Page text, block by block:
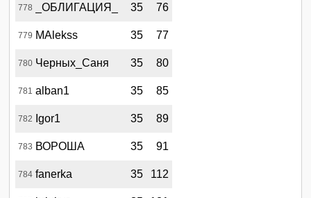
778 _ОБЛИГАЦИЯ_ 35 76
779 MAlekss 35 77
780 Черных_Саня 35 80
781 alban1 35 85
782 Igor1 35 89
783 ВОРОША 35 91
784 fanerka 35 112